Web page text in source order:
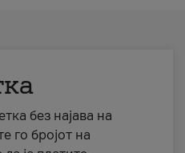
без најава на
го бројот на